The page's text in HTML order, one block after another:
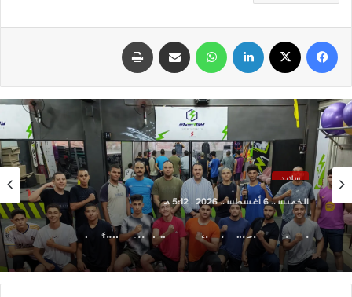
فيسبوك لينكدإن واتساب مشاركة عبر البريد
سلايد
الخميس, 6 أغسطس, 2026 , 5:12 م
نموذج محاكاة و نصائح مهمة لطلاب التأهيل
العسكري بكفر الشيخ لإجتياز اختبار السمات